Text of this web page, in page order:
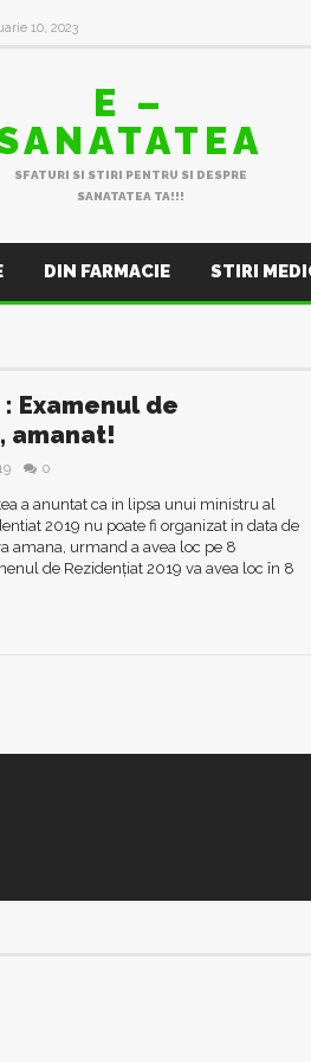
10, 2023
E –
SFATURI SI STIRI PENTRU SI DESPRE
SANATATEA TA!!!
DIN FARMACIE STIRI
Examenul de
amanat!
0
a anuntat ca in lipsa unui ministru al
2019 nu poate fi organizat in data de
amana, urmand a avea loc pe 8
de Rezidenţiat 2019 va avea loc în 8